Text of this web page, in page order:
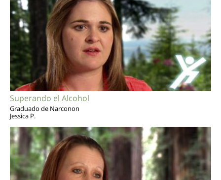
Superando el Alcohol
Graduado de Narconon
Jessica P.